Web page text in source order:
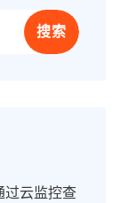
过云监控查